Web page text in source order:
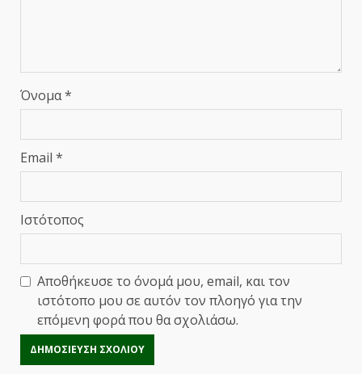
Όνομα*
Email *
Ιστότοπος
Αποθήκευσε το όνομά μου, email, και τον
ιστότοπο μου σε αυτόν τον πλοηγό για την
επόμενη φορά που θα σχολιάσω.